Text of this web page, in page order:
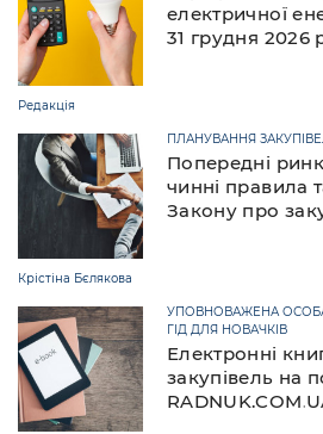
електричної
31 грудня 2026
Редакція
Попередні
чинні правила
Закону про
ПЛАНУВАННЯ
Крістіна Бєлякова
Електронні
закупівель на
УПОВНОВАЖЕНА ОСОБА
ГІД ДЛЯ НОВАЧКІВ